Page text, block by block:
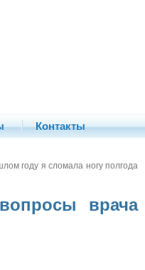
Контакты
году я сломала ногу полгода
врача